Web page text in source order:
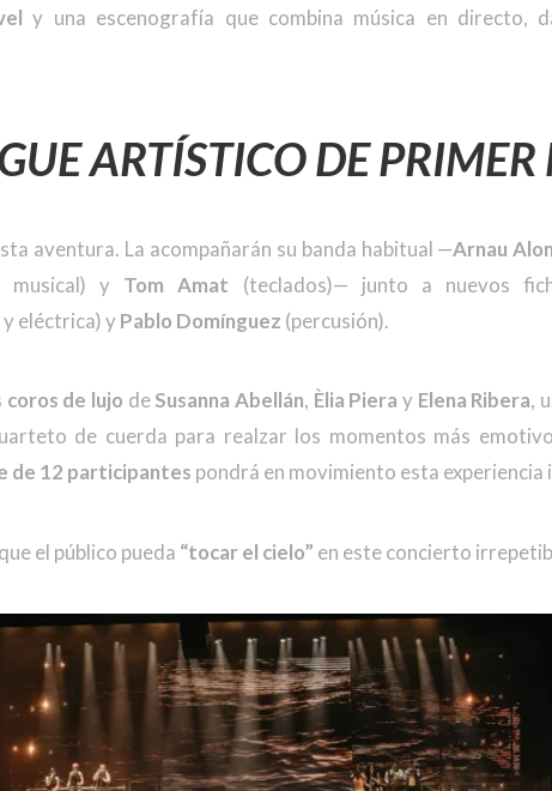
y una escenografía que combina música en directo,
ARTÍSTICO DE PRIMER
aventura. La acompañarán su banda habitual —Arnau
musical) y Tom Amat (teclados)— junto a nuevos
eléctrica) y Pablo Domínguez (percusión).
coros de lujo deSusanna Abellán, Èlia Piera y Elena Ribera,
de cuerda para realzar los momentos más
de 12 participantes pondrá en movimiento esta experiencia
el público pueda “tocar el cielo” en este concierto